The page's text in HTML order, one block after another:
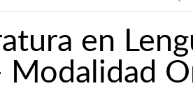
en
Modalidad